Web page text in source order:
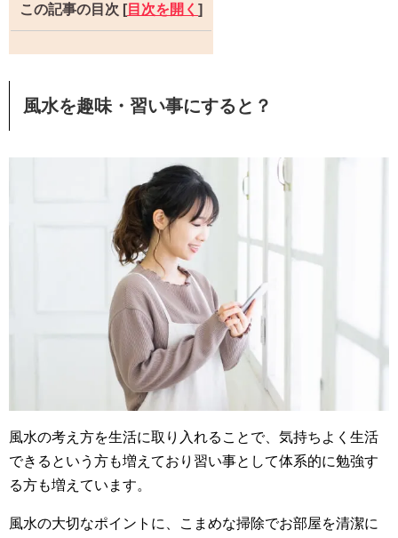
この記事の目次 [目次を開く ]
風水を趣味・習い事にすると？
風水の考え方を生活に取り入れることで、気持ちよく生活
できるという方も増えており習い事として体系的に勉強す
る方も増えています。
風水の大切なポイントに、こまめな掃除でお部屋を清潔に